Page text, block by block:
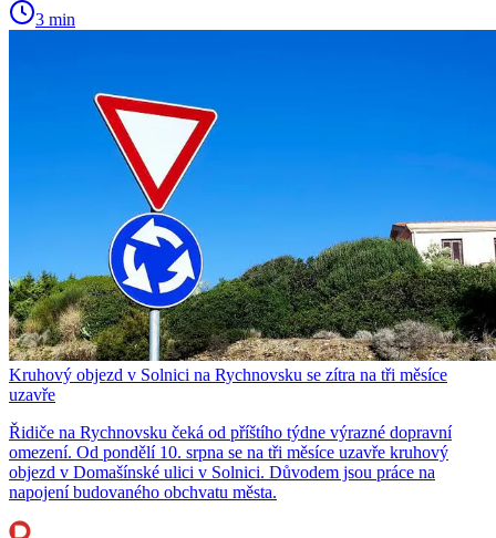
3 min
Kruhový objezd v Solnici na Rychnovsku se zítra na tři měsíce
uzavře
Řidiče na Rychnovsku čeká od příštího týdne výrazné dopravní
omezení. Od pondělí 10. srpna se na tři měsíce uzavře kruhový
objezd v Domašínské ulici v Solnici. Důvodem jsou práce na
napojení budovaného obchvatu města.